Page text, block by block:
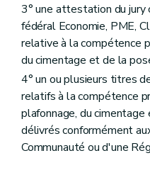
3° une attestation du jury
fédéral Economie, PME,
relative à la compétence
du cimentage et de la
4° un ou plusieurs titres
relatifs à la compétence
plafonnage, du
délivrés conformément
Communauté ou d'une